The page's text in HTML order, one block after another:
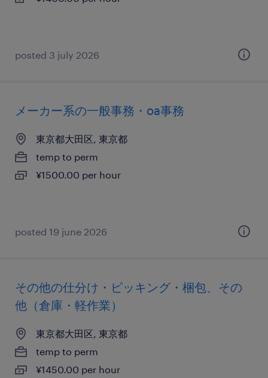
posted 3 july 2026
メーカー系の一般事務・oa事務
東京都大田区, 東京都
temp to perm
¥1500.00 per hour
posted 19 june 2026
その他の仕分け・ピッキング・梱包、その
他（倉庫・軽作業）
東京都大田区, 東京都
temp to perm
¥1450.00 per hour